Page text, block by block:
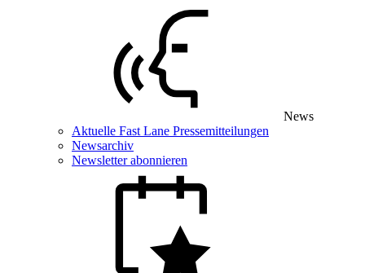
News
Aktuelle Fast Lane Pressemitteilungen
Newsarchiv
Newsletter abonnieren